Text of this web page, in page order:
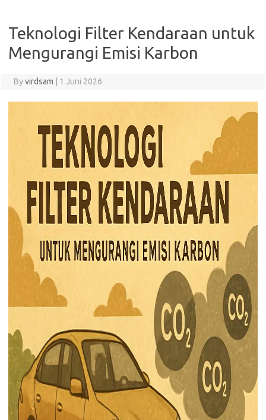
Teknologi Filter Kendaraan untuk
Mengurangi Emisi Karbon
Byvirdsam 1 Juni 2026